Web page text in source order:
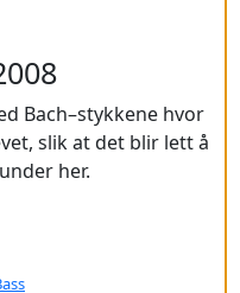
Bach–stykkene hvor
slik at det blir lett å
her.